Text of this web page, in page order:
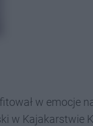
w emocje
w Kajakarstwie